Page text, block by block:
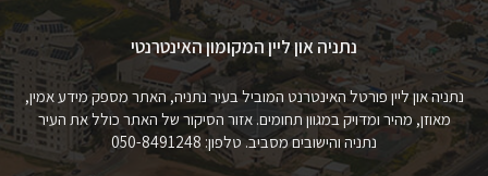
נתניה און ליין המקומון האינטרנטי
נתניה און ליין פורטל האינטרנט המוביל בעיר נתניה, האתר מספק מידע אמין,
מאוזן, מהיר ומדויק במגוון תחומים. אזור הסיקור של האתר כולל את העיר
נתניה והישובים מסביב. טלפון: 050-8491248